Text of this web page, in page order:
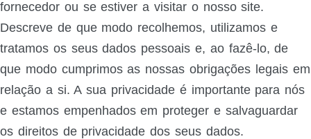
fornecedor ou se estiver a visitar o nosso site.
Descreve de que modo recolhemos, utilizamos e
tratamos os seus dados pessoais e, ao fazê-lo, de
que modo cumprimos as nossas obrigações legais em
relação a si. A sua privacidade é importante para nós
e estamos empenhados em proteger e salvaguardar
os direitos de privacidade dos seus dados.